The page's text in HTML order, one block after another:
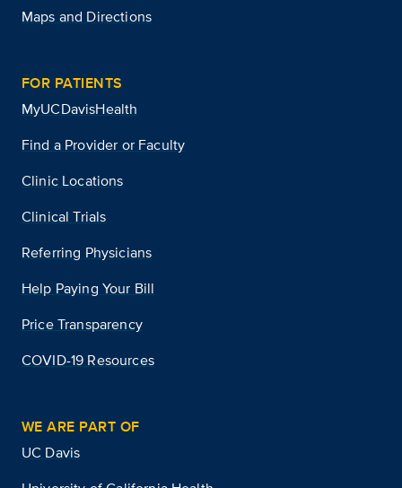
Maps and Directions
FOR PATIENTS
MyUCDavisHealth
Find a Provider or Faculty
Clinic Locations
Clinical Trials
Referring Physicians
Help Paying Your Bill
Price Transparency
COVID-19 Resources
WE ARE PART OF
UC Davis